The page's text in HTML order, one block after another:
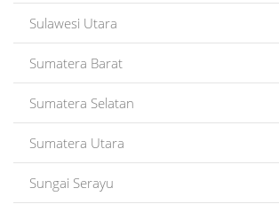
Sulawesi Utara
Sumatera Barat
Sumatera Selatan
Sumatera Utara
Sungai Serayu